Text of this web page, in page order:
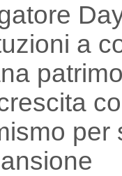
a